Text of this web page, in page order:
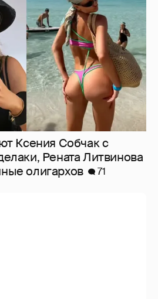
Ксения Собчак с
Рената Литвинова
олигархов
71